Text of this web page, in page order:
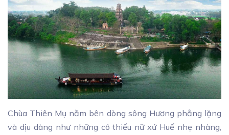
Chùa Thiên Mụ nằm bên dòng sông Hương phẳng lặng
và dịu dàng như những cô thiếu nữ xứ Huế nhẹ nhàng,